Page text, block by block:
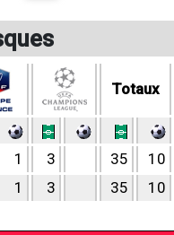
Totaux
1 3 35
10
1 3 35 10